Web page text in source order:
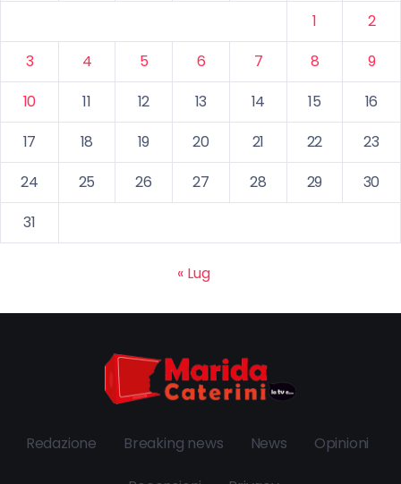
1
2
3
4 5 6 7 8
9
10
11 12 13 14 15
16
17
18 19 20 21 22
23
24
25 26 27 28 29
30
31
« Lug
Redazione Breaking news News Opinioni